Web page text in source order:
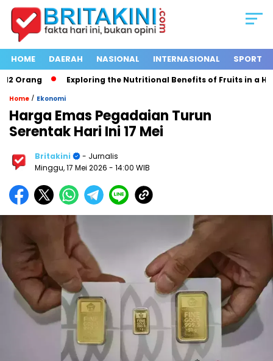
HOME DAERAH NASIONAL INTERNASIONAL SPORT
Exploring the Nutritional Benefits of Fruits in a
Home / Ekonomi
Harga Emas Pegadaian Turun
Serentak Hari Ini 17 Mei
Britakini
- Jurnalis
Minggu, 17 Mei 2026 - 14:00 WIB